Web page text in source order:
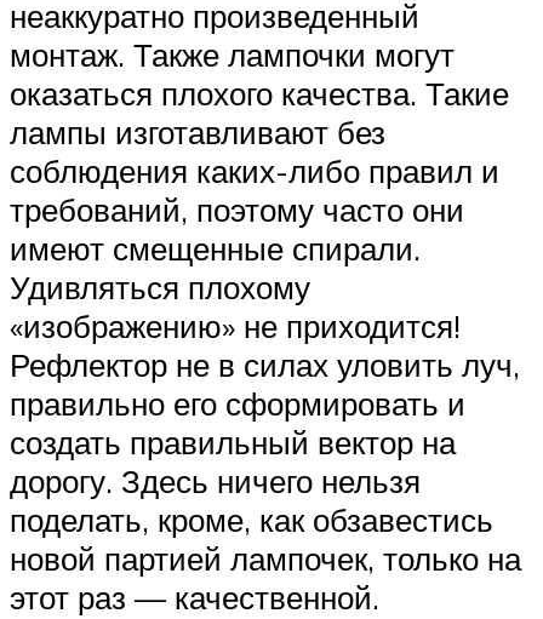
неаккуратно произведенный
монтаж. Также лампочки могут
оказаться плохого качества. Такие
лампы изготавливают без
соблюдения каких-либо правил и
требований, поэтому часто они
имеют смещенные спирали.
Удивляться плохому
«изображению» не приходится!
Рефлектор не в силах уловить луч,
правильно его сформировать и
создать правильный вектор на
дорогу. Здесь ничего нельзя
поделать, кроме, как обзавестись
новой партией лампочек, только на
этот раз — качественной.